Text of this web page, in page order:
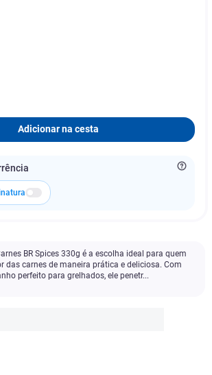
Adicionar na cesta
BR Spices 330g é a escolha ideal para quem
das carnes de maneira prática e deliciosa. Com
perfeito para grelhados, ele penetr...